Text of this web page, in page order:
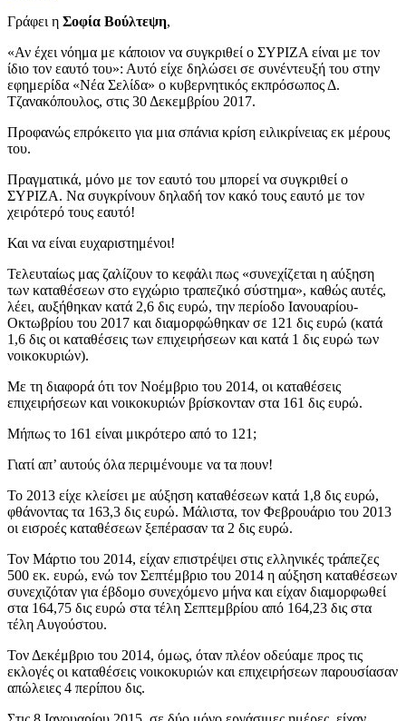
Γράφει η Σοφία Βούλτεψη,
«Αν έχει νόημα με κάποιον να συγκριθεί ο ΣΥΡΙΖΑ είναι με τον
ίδιο τον εαυτό του»: Αυτό είχε δηλώσει σε συνέντευξή του στην
εφημερίδα «Νέα Σελίδα» ο κυβερνητικός εκπρόσωπος Δ.
Τζανακόπουλος, στις 30 Δεκεμβρίου 2017.
Προφανώς επρόκειτο για μια σπάνια κρίση ειλικρίνειας εκ μέρους
του.
Πραγματικά, μόνο με τον εαυτό του μπορεί να συγκριθεί ο
ΣΥΡΙΖΑ. Να συγκρίνουν δηλαδή τον κακό τους εαυτό με τον
χειρότερό τους εαυτό!
Και να είναι ευχαριστημένοι!
Τελευταίως μας ζαλίζουν το κεφάλι πως «συνεχίζεται η αύξηση
των καταθέσεων στο εγχώριο τραπεζικό σύστημα», καθώς αυτές,
λέει, αυξήθηκαν κατά 2,6 δις ευρώ, την περίοδο Ιανουαρίου-
Οκτωβρίου του 2017 και διαμορφώθηκαν σε 121 δις ευρώ (κατά
1,6 δις οι καταθέσεις των επιχειρήσεων και κατά 1 δις ευρώ των
νοικοκυριών).
Με τη διαφορά ότι τον Νοέμβριο του 2014, οι καταθέσεις
επιχειρήσεων και νοικοκυριών βρίσκονταν στα 161 δις ευρώ.
Μήπως το 161 είναι μικρότερο από το 121;
Γιατί απ’ αυτούς όλα περιμένουμε να τα πουν!
Το 2013 είχε κλείσει με αύξηση καταθέσεων κατά 1,8 δις ευρώ,
φθάνοντας τα 163,3 δις ευρώ. Μάλιστα, τον Φεβρουάριο του 2013
οι εισροές καταθέσεων ξεπέρασαν τα 2 δις ευρώ.
Τον Μάρτιο του 2014, είχαν επιστρέψει στις ελληνικές τράπεζες
500 εκ. ευρώ, ενώ τον Σεπτέμβριο του 2014 η αύξηση καταθέσεων
συνεχιζόταν για έβδομο συνεχόμενο μήνα και είχαν διαμορφωθεί
στα 164,75 δις ευρώ στα τέλη Σεπτεμβρίου από 164,23 δις στα
τέλη Αυγούστου.
Τον Δεκέμβριο του 2014, όμως, όταν πλέον οδεύαμε προς τις
εκλογές οι καταθέσεις νοικοκυριών και επιχειρήσεων παρουσίασαν
απώλειες 4 περίπου δις.